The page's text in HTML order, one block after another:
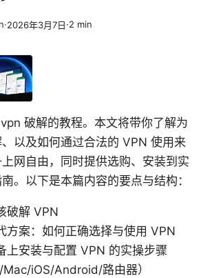
·2026年3月7日·2 min
破解的教程。本文将带你了解为
以及如何通过合法的 VPN 使用来
网自由，同时提供选购、安装到实
。以下是本篇内容的要点与结构：
破解 VPN
方案：如何正确选择与使用 VPN
上安装与配置 VPN 的实操步骤
Mac/iOS/Android/路由器）